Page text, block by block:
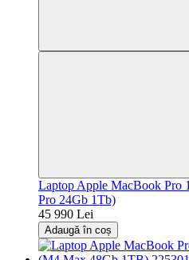
Laptop Apple MacBook
Pro 24Gb 1Tb)
45 990 Lei
Adaugă în coș